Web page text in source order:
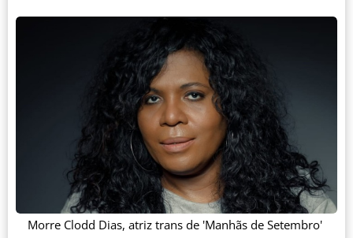
Morre Clodd Dias, atriz trans de 'Manhãs de Setembro'